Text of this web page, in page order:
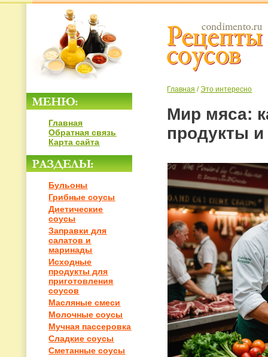
Главная
Обратная связь
Карта сайта
Бульоны
Грибные соусы
Диетические
соусы
Заправки для
салатов и
маринады
Исходные
продукты для
приготовления
соусов
Масляные смеси
Молочные соусы
Мучная пассеровка
Сладкие соусы
Сметанные соусы
Главная /Это интересно
Мир мяса:
продукты